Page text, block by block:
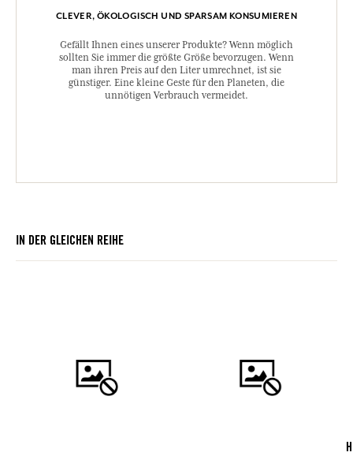
CLEVER, ÖKOLOGISCH UND SPARSAM KONSUMIEREN
Gefällt Ihnen eines unserer Produkte? Wenn möglich
sollten Sie immer die größte Größe bevorzugen. Wenn
man ihren Preis auf den Liter umrechnet, ist sie
günstiger. Eine kleine Geste für den Planeten, die
unnötigen Verbrauch vermeidet.
IN DER GLEICHEN REIHE